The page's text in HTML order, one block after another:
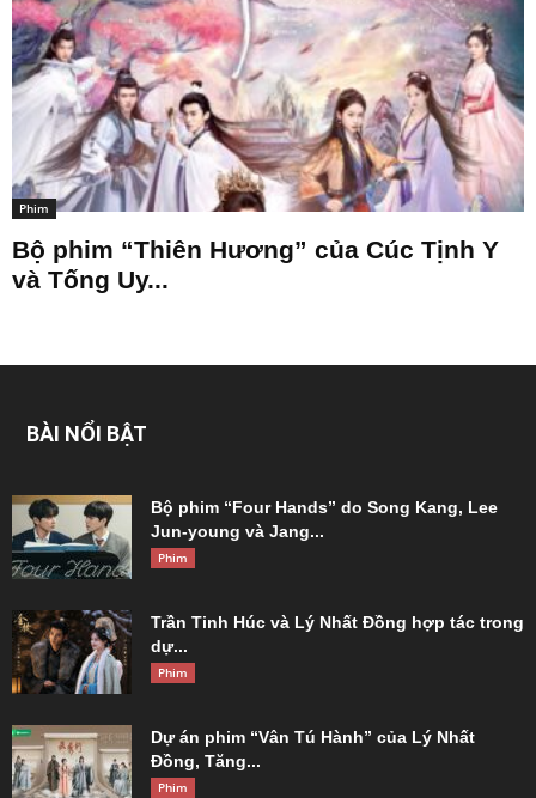
Phim
Bộ phim “Thiên Hương” của Cúc Tịnh Y
và Tống Uy...
BÀI NỔI BẬT
Bộ phim “Four Hands” do Song Kang, Lee
Jun-young và Jang...
Phim
Trần Tinh Húc và Lý Nhất Đồng hợp tác trong
dự...
Phim
Dự án phim “Vân Tú Hành” của Lý Nhất
Đồng, Tăng...
Phim